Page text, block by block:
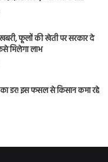
फूलों की खेती पर सरकार दे
मिलेगा लाभ
डर! इस फसल से किसान कमा रहे